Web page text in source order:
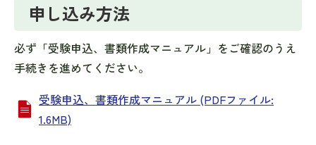
申し込み方法
必ず「受験申込、書類作成マニュアル」をご確認のうえ
手続きを進めてください。
受験申込、書類作成マニュアル (PDFファイル:
1.6MB)